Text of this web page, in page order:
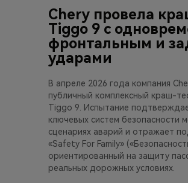
Chery провела
Tiggo 9 с
фронтальным и
ударами
В апреле 2026 года компания
публичный комплексный краш-
Tiggo 9. Испытание
ключевых систем безопасности
сценариях аварий и отражает
«Safety For Family»
ориентированный на защиту
реальных дорожных условиях.